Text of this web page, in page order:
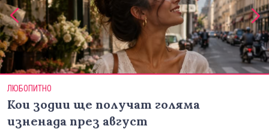
ЛЮБОПИТНО
Кои зодии ще получат голяма
изненада през август